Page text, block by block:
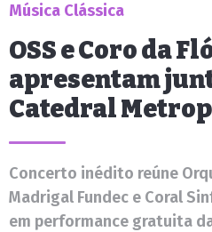
Música Clássica
OSS e Coro da
apresentam
Catedral
Concerto inédito reúne
Madrigal Fundec e Coral
em performance gratuita da